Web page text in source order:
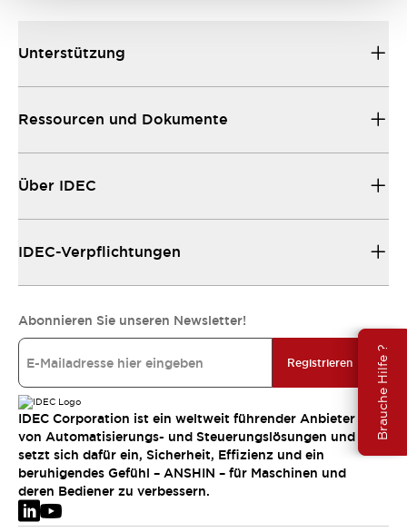
Brauche Hilfe ?
Unterstützung
Ressourcen und Dokumente
Über IDEC
IDEC-Verpflichtungen
Abonnieren Sie unseren Newsletter!
Registrieren
IDEC Corporation ist ein weltweit führender Anbieter
von Automatisierungs- und Steuerungslösungen und
setzt sich dafür ein, Sicherheit, Effizienz und ein
beruhigendes Gefühl – ANSHIN – für Maschinen und
deren Bediener zu verbessern.